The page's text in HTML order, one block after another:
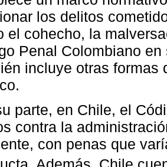
los delitos
el cohecho, la
Penal Colombiano
incluye otras formas
parte, en Chile, el
contra la
con penas que